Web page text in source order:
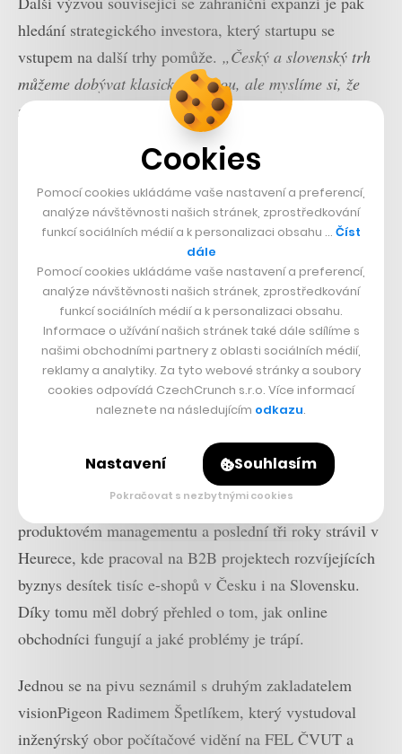
hledání strategického investora, který startupu se
vstupem na další trhy pomůže. „Český a slovenský trh
můžeme dobývat klasickou cestou, ale myslíme si, že
zajímavější bude využít externí kapitál, abychom náš
říká Kotek.
Aktuálně je totiž vše o načasování. Podle slov
spoluzakladatele visionPigeon je nyní na světě jen
několik málo podobných nástrojů a všechny z nich jsou
v podobných stadiích vývoje – nikdo zatím není
dominantní ani nenabral výraznější investiční kapitál.
„Teď se bojuje o rychlost, kdo bude nejrychlejší a uloví
si největší podíl na trhu,“říká.
„Sbírali jsme feedback, a až když
začali jsme produkt vyvíjet.“
Osmadvacetiletý Jan Kotek startoval svoji kariéru v
produktovém managementu a poslední tři roky strávil v
Heurece, kde pracoval na B2B projektech rozvíjejících
byznys desítek tisíc e-shopů v Česku i na Slovensku.
Díky tomu měl dobrý přehled o tom, jak online
obchodníci fungují a jaké problémy je trápí.
Jednou se na pivu seznámil s druhým zakladatelem
visionPigeon Radimem Špetlíkem, který vystudoval
inženýrský obor počítačové vidění na FEL ČVUT a
Cookies
Pomocí cookies ukládáme vaše nastavení a preferencí,
analýze návštěvnosti našich stránek, zprostředkování
funkcí sociálních médií a k personalizaci obsahu … Číst
dále
Pomocí cookies ukládáme vaše nastavení a preferencí,
analýze návštěvnosti našich stránek, zprostředkování
funkcí sociálních médií a k personalizaci obsahu.
Informace o užívání našich stránek také dále sdílíme s
našimi obchodními partnery z oblasti sociálních médií,
reklamy a analytiky. Za tyto webové stránky a soubory
cookies odpovídá CzechCrunch s.r.o. Více informací
naleznete na následujícím odkazu.
Nastavení Souhlasím
Pokračovat s nezbytnými cookies